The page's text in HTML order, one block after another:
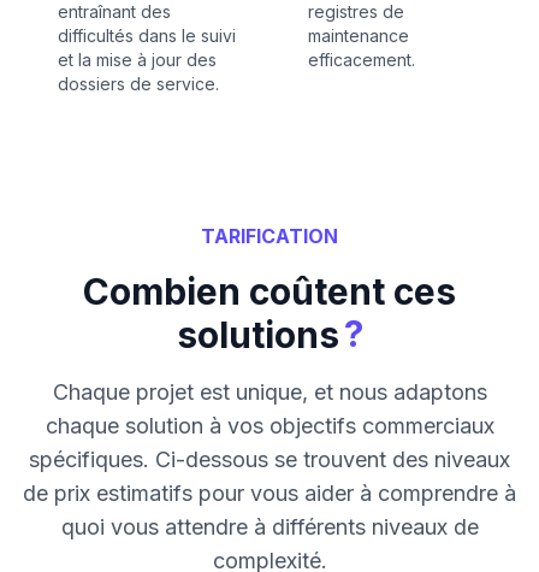
entraînant des
difficultés dans le suivi
et la mise à jour des
dossiers de service.
registres de
maintenance
efficacement.
TARIFICATION
Combien coûtent ces
solutions?
Chaque projet est unique, et nous adaptons
chaque solution à vos objectifs commerciaux
spécifiques. Ci-dessous se trouvent des niveaux
de prix estimatifs pour vous aider à comprendre à
quoi vous attendre à différents niveaux de
complexité.